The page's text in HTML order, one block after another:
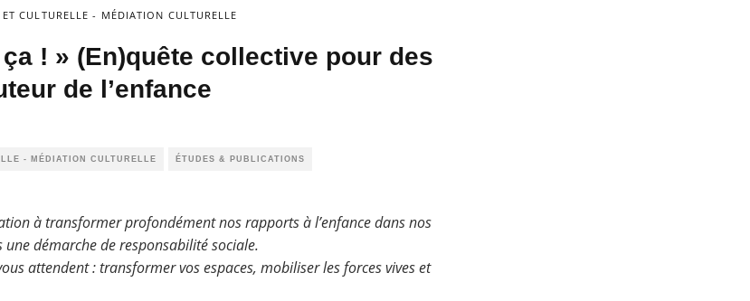
CULTURELLE - MÉDIATION CULTURELLE
! » (En)quête collective pour des
de l’enfance
- MÉDIATION CULTURELLE ÉTUDES & PUBLICATIONS
à transformer profondément nos rapports à l’enfance dans nos
démarche de responsabilité sociale.
attendent : transformer vos espaces, mobiliser les forces vives et